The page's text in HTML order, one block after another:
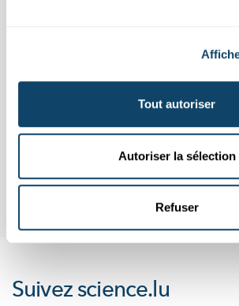
Tout autoriser
Autoriser la sélection
Refuser
Suivezscience.lu